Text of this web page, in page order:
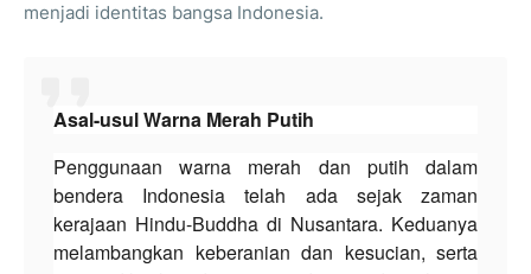
menjadi identitas bangsa Indonesia.
Asal-usul Warna Merah Putih
Penggunaan warna merah dan putih dalam
bendera Indonesia telah ada sejak zaman
kerajaan Hindu-Buddha di Nusantara. Keduanya
melambangkan keberanian dan kesucian, serta